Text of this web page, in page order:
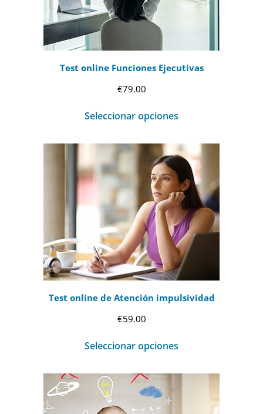
Test online Funciones Ejecutivas
€79.00
Seleccionar opciones
Test online de Atención impulsividad
€59.00
Seleccionar opciones